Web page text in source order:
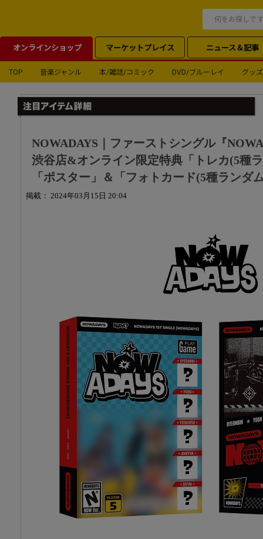
オンラインショップ マーケットプレイス ニュース＆記事
TOP 音楽ジャンル 本/雑誌/コミック DVD/ブルーレイ グッズ
NOWADAYS｜ファーストシングル『
渋谷店&オンライン限定特典「トレカ(5種
「ポスター」＆「フォトカード(5種ランダ
掲載： 2024年03月15日 20:04